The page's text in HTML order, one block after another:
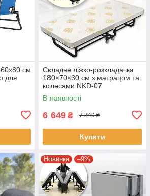
см
для
Складне ліжко-розкладачка
180×70×30 см з матрацом та
колесами NKD-07
В наявності
6 649 ₴ 7 349 ₴
Купити
Новинка –9%